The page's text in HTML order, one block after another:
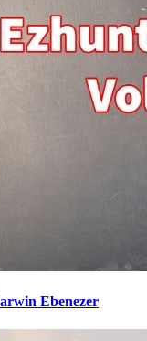
Ebenezer